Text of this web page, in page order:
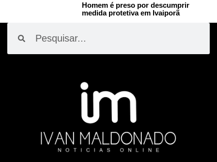
Homem é preso por descumprir
medida protetiva em Ivaiporã